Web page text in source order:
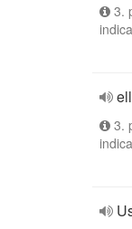
3.
3.